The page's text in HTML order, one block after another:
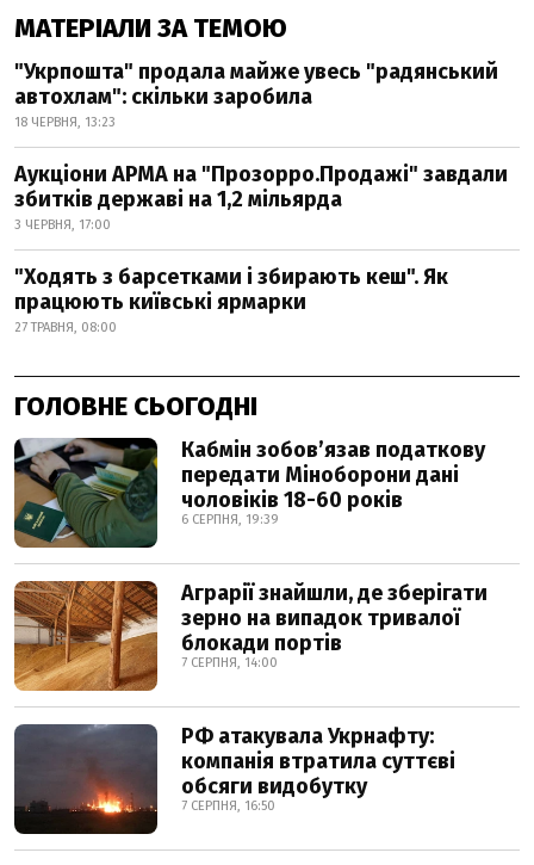
МАТЕРІАЛИ ЗА ТЕМОЮ
"Укрпошта" продала майже увесь "радянський
автохлам": скільки заробила
18 ЧЕРВНЯ, 13:23
Аукціони АРМА на "Прозорро.Продажі" завдали
збитків державі на 1,2 мільярда
3 ЧЕРВНЯ, 17:00
"Ходять з барсетками і збирають кеш". Як
працюють київські ярмарки
27 ТРАВНЯ, 08:00
ГОЛОВНЕ СЬОГОДНІ
Кабмін зобовʼязав податкову
передати Міноборони дані
чоловіків 18-60 років
6 СЕРПНЯ, 19:39
Аграрії знайшли, де зберігати
зерно на випадок тривалої
блокади портів
7 СЕРПНЯ, 14:00
РФ атакувала Укрнафту:
компанія втратила суттєві
обсяги видобутку
7 СЕРПНЯ, 16:50